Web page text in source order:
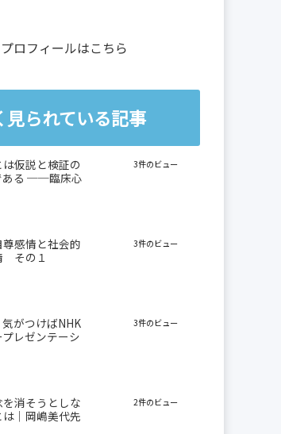
ロフィールはこちら
見られている記事
は仮説と検証の
ある ──臨床心
3件のビュー
感情と社会的
その１
3件のビュー
気がつけばNHK
レゼンテーシ
3件のビュー
消そうとしな
｜岡嶋美代先
2件のビュー